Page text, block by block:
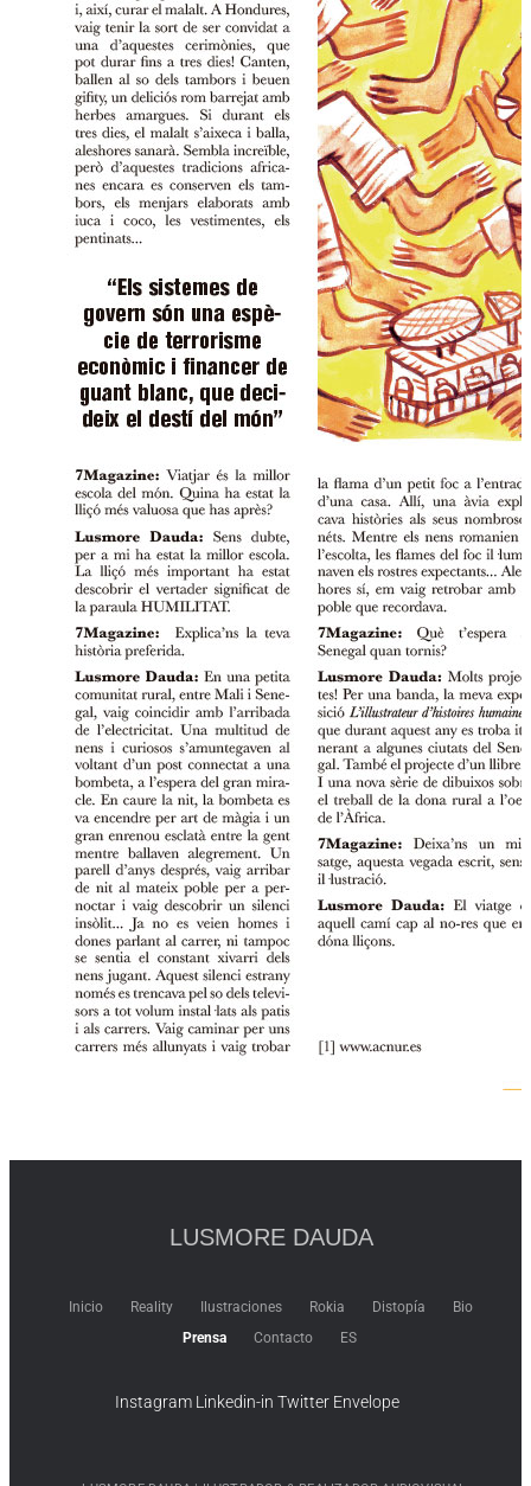
LUSMORE DAUDA
Inicio Reality Ilustraciones Rokia Distopía
Bio
Prensa
Contacto ES
Instagram Linkedin-in Twitter Envelope